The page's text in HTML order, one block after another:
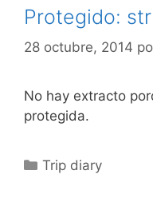
Protegido:
28 octubre, 2014
No hay extracto
protegida.
Categorías
Trip diary